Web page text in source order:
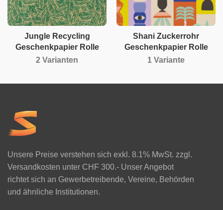
Jungle Recycling
Geschenkpapier Rolle
2 Varianten
Shani Zuckerrohr
Geschenkpapier Rolle
1 Variante
Unsere Preise verstehen sich exkl. 8.1% MwSt. zzgl.
Versandkosten unter CHF 300.- Unser Angebot
richtet sich an Gewerbetreibende, Vereine, Behörden
und ähnliche Institutionen.